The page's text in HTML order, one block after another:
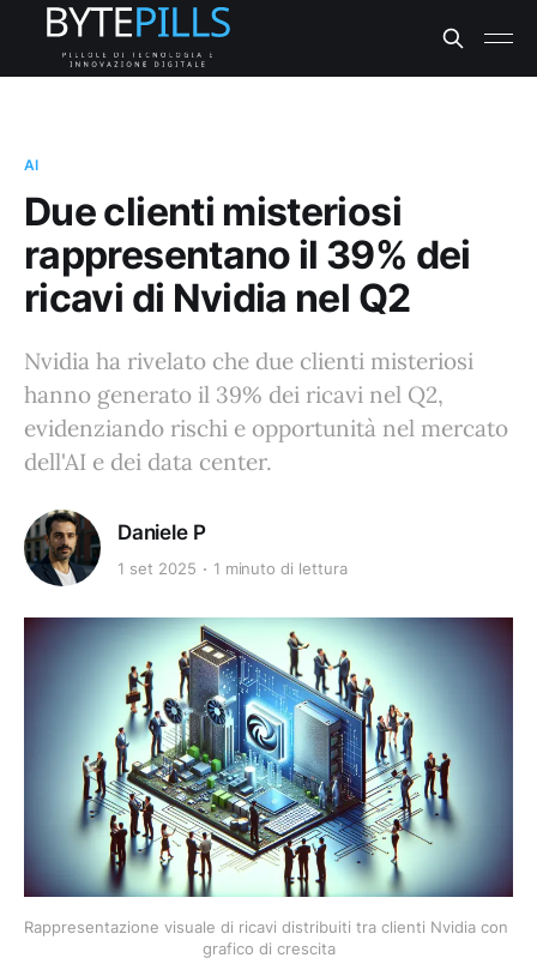
AI
Due clienti misteriosi
rappresentano il 39% dei
ricavi di Nvidia nel Q2
Nvidia ha rivelato che due clienti misteriosi
hanno generato il 39% dei ricavi nel Q2,
evidenziando rischi e opportunità nel mercato
dell'AI e dei data center.
Daniele P
1 set 2025 1 minuto di lettura
Rappresentazione visuale di ricavi distribuiti tra clienti Nvidia con
grafico di crescita